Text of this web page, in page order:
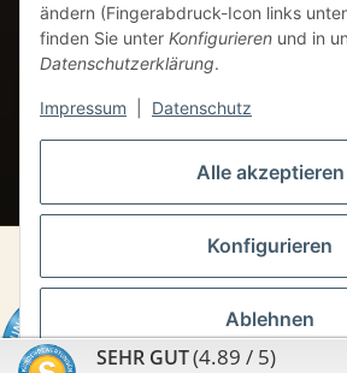
Alle akzeptieren
Konfigurieren
Ablehnen
ändern (Fingerabdruck-Icon links
finden Sie unter Konfigurieren und in
Datenschutzerklärung.
Impressum Datenschutz
© Coffebase GmbH
SEHR GUT(4.89 / 5)